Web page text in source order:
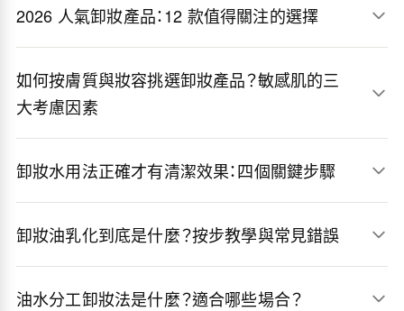
2026 人氣卸妝產品：12 款值得關注的選擇
如何按膚質與妝容挑選卸妝產品？敏感肌的三
大考慮因素
卸妝水用法正確才有清潔效果：四個關鍵步驟
卸妝油乳化到底是什麼？按步教學與常見錯誤
油水分工卸妝法是什麼？適合哪些場合？